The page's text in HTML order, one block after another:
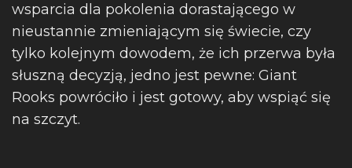
wsparcia dla pokolenia dorastającego w
nieustannie zmieniającym się świecie, czy
tylko kolejnym dowodem, że ich przerwa była
słuszną decyzją, jedno jest pewne: Giant
Rooks powróciło i jest gotowy, aby wspiąć się
na szczyt.